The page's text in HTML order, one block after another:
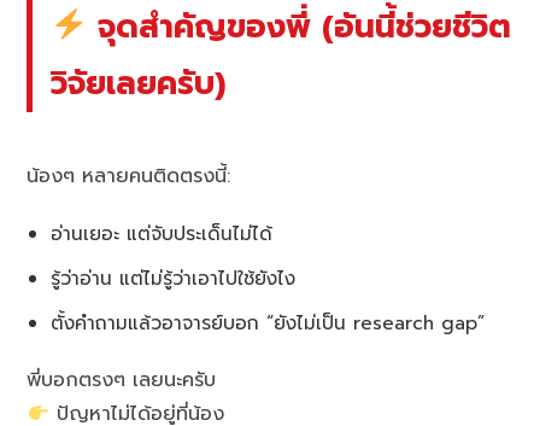
จุดสำคัญของพี่ (อันนี้ช่วยชีวิต
วิจัยเลยครับ)
น้องๆ หลายคนติดตรงนี้:
อ่านเยอะ แต่จับประเด็นไม่ได้
รู้ว่าอ่าน แต่ไม่รู้ว่าเอาไปใช้ยังไง
ตั้งคำถามแล้วอาจารย์บอก “ยังไม่เป็น research gap”
พี่บอกตรงๆ เลยนะครับ
ปัญหาไม่ได้อยู่ที่น้อง